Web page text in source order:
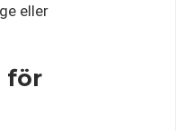
eller
för